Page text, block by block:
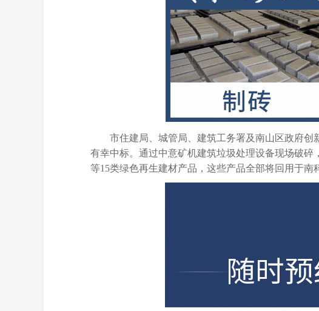
市住建局、城管局、建筑工务署及南山区政府
有幸中标。通过中意矿机建筑垃圾处理设备现场破
等15类绿色再生建材产品，这些产品全部将回用于南